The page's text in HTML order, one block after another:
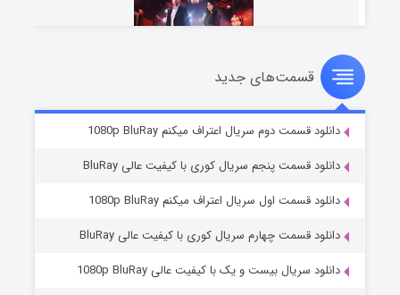
سریال زشت
قسمت۵ (زیرنویس) منتشر شد
قسمت‌های جدید
دانلود قسمت دوم سریال اعتراف میکنم 1080p BluRay
دانلود قسمت پنجم سریال کوری با کیفیت عالی BluRay
دانلود قسمت اول سریال اعتراف میکنم 1080p BluRay
دانلود قسمت چهارم سریال کوری با کیفیت عالی BluRay
دانلود سریال بیست و یک با کیفیت عالی 1080p BluRay